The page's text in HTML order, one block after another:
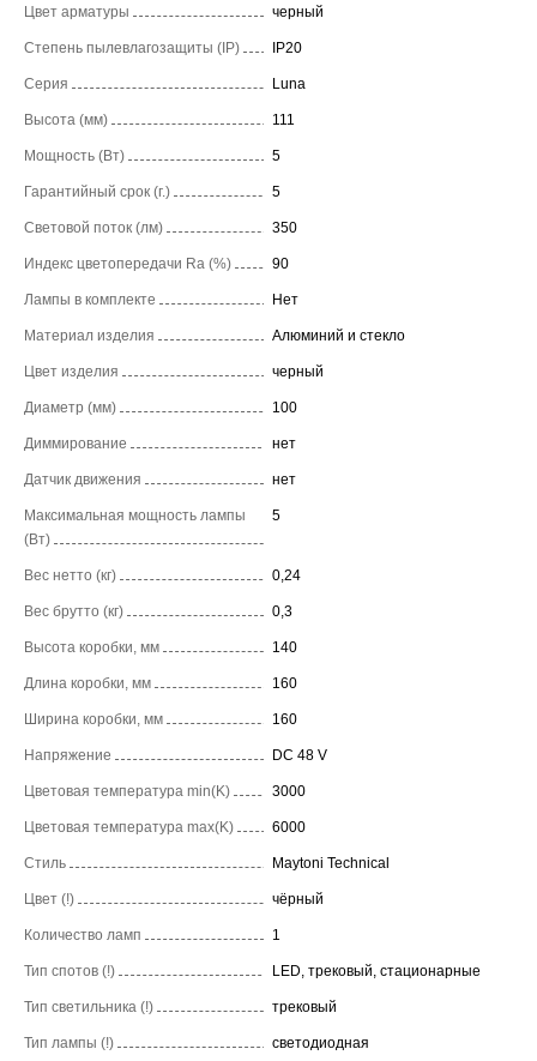
Цвет арматуры черный
Степень пылевлагозащиты (IP) IP20
Серия Luna
Высота (мм) 111
Мощность (Вт) 5
Гарантийный срок (г.) 5
Световой поток (лм) 350
Индекс цветопередачи Ra (%) 90
Лампы в комплекте Нет
Материал изделия Алюминий и стекло
Цвет изделия черный
Диаметр (мм) 100
Диммирование нет
Датчик движения нет
Максимальная мощность лампы
(Вт)
5
Вес нетто (кг) 0,24
Вес брутто (кг) 0,3
Высота коробки, мм 140
Длина коробки, мм 160
Ширина коробки, мм 160
Напряжение DC 48 V
Цветовая температура min(K) 3000
Цветовая температура max(K) 6000
Стиль Maytoni Technical
Цвет (!) чёрный
Количество ламп 1
Тип спотов (!) LED, трековый, стационарные
Тип светильника (!) трековый
Тип лампы (!) светодиодная